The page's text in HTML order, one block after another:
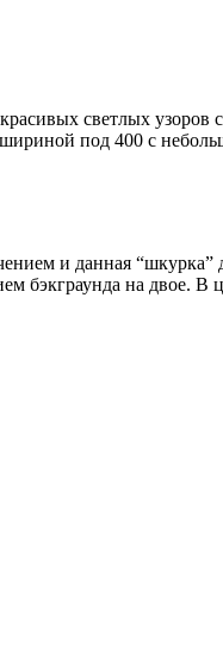
светлых узоров
шириной под 400 с
и данная “шкурка”
бэкграунда на двое. В